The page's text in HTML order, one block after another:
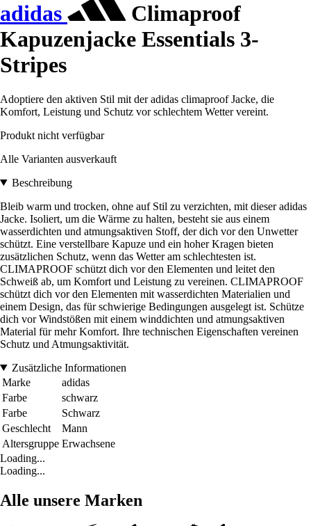
adidas
Climaproof
Kapuzenjacke Essentials 3-
Stripes
Adoptiere den aktiven Stil mit der adidas climaproof Jacke, die
Komfort, Leistung und Schutz vor schlechtem Wetter vereint.
Produkt nicht verfügbar
Alle Varianten ausverkauft
Beschreibung
Bleib warm und trocken, ohne auf Stil zu verzichten, mit dieser adidas
Jacke. Isoliert, um die Wärme zu halten, besteht sie aus einem
wasserdichten und atmungsaktiven Stoff, der dich vor den Unwetter
schützt. Eine verstellbare Kapuze und ein hoher Kragen bieten
zusätzlichen Schutz, wenn das Wetter am schlechtesten ist.
CLIMAPROOF schützt dich vor den Elementen und leitet den
Schweiß ab, um Komfort und Leistung zu vereinen. CLIMAPROOF
schützt dich vor den Elementen mit wasserdichten Materialien und
einem Design, das für schwierige Bedingungen ausgelegt ist. Schütze
dich vor Windstößen mit einem winddichten und atmungsaktiven
Material für mehr Komfort. Ihre technischen Eigenschaften vereinen
Schutz und Atmungsaktivität.
Zusätzliche Informationen
Marke
adidas
Farbe
schwarz
Farbe
Schwarz
Geschlecht
Mann
Altersgruppe Erwachsene
Loading...
Loading...
Alle unsere Marken